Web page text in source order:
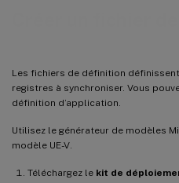
Les fichiers de définition
registres à synchroniser. Vous
définition d’application.
Utilisez le générateur de modèles
modèle UE-V.
Téléchargez le kit de